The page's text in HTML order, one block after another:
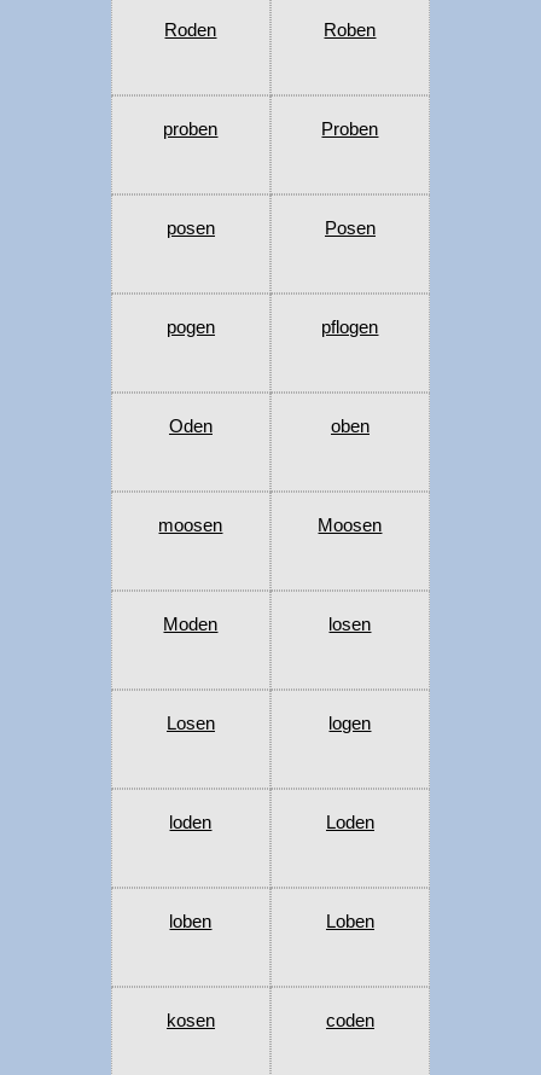
Roden Roben
proben Proben
posen Posen
pogen pflogen
Oden oben
moosen Moosen
Moden losen
Losen logen
loden Loden
loben Loben
kosen coden